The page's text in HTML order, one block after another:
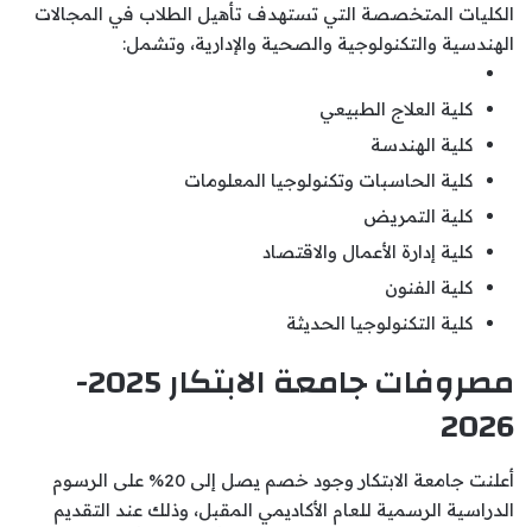
الكليات المتخصصة التي تستهدف تأهيل الطلاب في المجالات
الهندسية والتكنولوجية والصحية والإدارية، وتشمل:
كلية العلاج الطبيعي
كلية الهندسة
كلية الحاسبات وتكنولوجيا المعلومات
كلية التمريض
كلية إدارة الأعمال والاقتصاد
كلية الفنون
كلية التكنولوجيا الحديثة
مصروفات جامعة الابتكار 2025-
2026
أعلنت جامعة الابتكار وجود خصم يصل إلى 20% على الرسوم
الدراسية الرسمية للعام الأكاديمي المقبل، وذلك عند التقديم